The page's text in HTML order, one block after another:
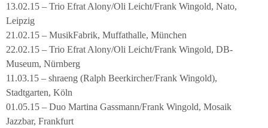
13.02.15 – Trio Efrat Alony/Oli Leicht/Frank Wingold, Nato,
Leipzig
21.02.15 – MusikFabrik, Muffathalle, München
22.02.15 – Trio Efrat Alony/Oli Leicht/Frank Wingold, DB-
Museum, Nürnberg
11.03.15 – shraeng (Ralph Beerkircher/Frank Wingold),
Stadtgarten, Köln
01.05.15 – Duo Martina Gassmann/Frank Wingold, Mosaik
Jazzbar, Frankfurt